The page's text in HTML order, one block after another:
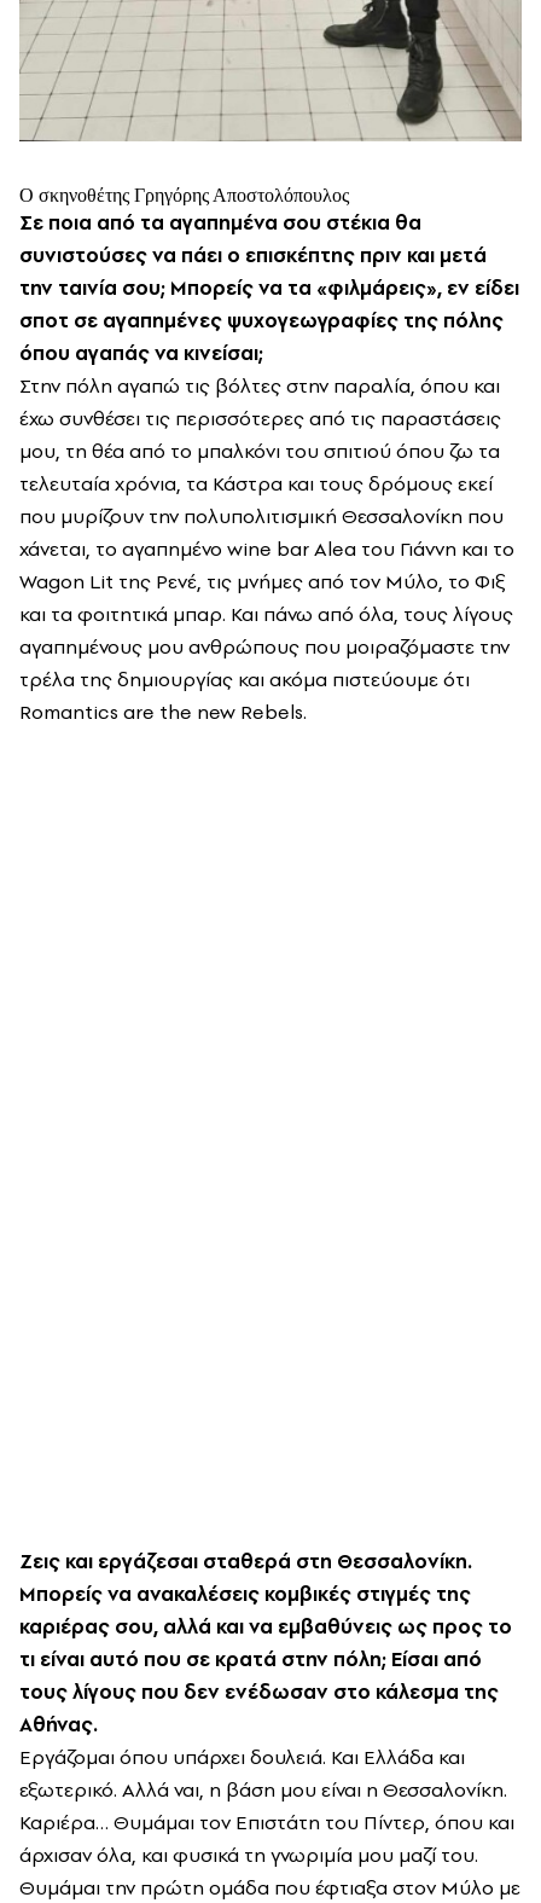
Ο σκηνοθέτης Γρηγόρης Αποστολόπουλος
Σε ποια από τα αγαπημένα σου στέκια θα
συνιστούσες να πάει ο επισκέπτης πριν και μετά
την ταινία σου; Μπορείς να τα «φιλμάρεις», εν είδει
σποτ σε αγαπημένες ψυχογεωγραφίες της πόλης
όπου αγαπάς να κινείσαι;
Στην πόλη αγαπώ τις βόλτες στην παραλία, όπου και
έχω συνθέσει τις περισσότερες από τις παραστάσεις
μου, τη θέα από το μπαλκόνι του σπιτιού όπου ζω τα
τελευταία χρόνια, τα Κάστρα και τους δρόμους εκεί
που μυρίζουν την πολυπολιτισμική Θεσσαλονίκη που
χάνεται, το αγαπημένο wine bar Alea του Γιάννη και το
Wagon Lit της Ρενέ, τις μνήμες από τον Μύλο, το Φιξ
και τα φοιτητικά μπαρ. Και πάνω από όλα, τους λίγους
αγαπημένους μου ανθρώπους που μοιραζόμαστε την
τρέλα της δημιουργίας και ακόμα πιστεύουμε ότι
Romantics are the new Rebels.
Ζεις και εργάζεσαι σταθερά στη Θεσσαλονίκη.
Μπορείς να ανακαλέσεις κομβικές στιγμές της
καριέρας σου, αλλά και να εμβαθύνεις ως προς το
τι είναι αυτό που σε κρατά στην πόλη; Είσαι από
τους λίγους που δεν ενέδωσαν στο κάλεσμα της
Αθήνας.
Εργάζομαι όπου υπάρχει δουλειά. Και Ελλάδα και
εξωτερικό. Αλλά ναι, η βάση μου είναι η Θεσσαλονίκη.
Καριέρα… Θυμάμαι τον Επιστάτη του Πίντερ, όπου και
άρχισαν όλα, και φυσικά τη γνωριμία μου μαζί του.
Θυμάμαι την πρώτη ομάδα που έφτιαξα στον Μύλο με